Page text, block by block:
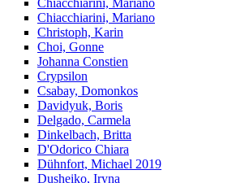
Chiacchiarini, Mariano
Christoph, Karin
Choi, Gonne
Johanna Constien
Crypsilon
Csabay, Domonkos
Davidyuk, Boris
Delgado, Carmela
Dinkelbach, Britta
D'Odorico Chiara
Dühnfort, Michael 2019
Dusheiko, Iryna